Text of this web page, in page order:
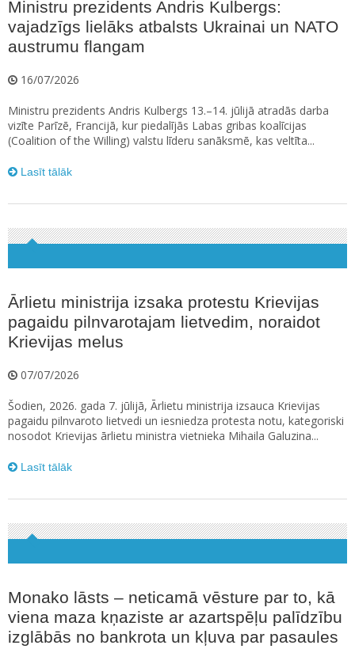
Ministru prezidents Andris Kulbergs:
vajadzīgs lielāks atbalsts Ukrainai un NATO
austrumu flangam
16/07/2026
Ministru prezidents Andris Kulbergs 13.–14. jūlijā atradās darba
vizīte Parīzē, Francijā, kur piedalījās Labas gribas koalīcijas
(Coalition of the Willing) valstu līderu sanāksmē, kas veltīta...
Lasīt tālāk
Ārlietu ministrija izsaka protestu Krievijas
pagaidu pilnvarotajam lietvedim, noraidot
Krievijas melus
07/07/2026
Šodien, 2026. gada 7. jūlijā, Ārlietu ministrija izsauca Krievijas
pagaidu pilnvaroto lietvedi un iesniedza protesta notu, kategoriski
nosodot Krievijas ārlietu ministra vietnieka Mihaila Galuzina...
Lasīt tālāk
Monako lāsts – neticamā vēsture par to, kā
viena maza kņaziste ar azartspēļu palīdzību
izglābās no bankrota un kļuva par pasaules